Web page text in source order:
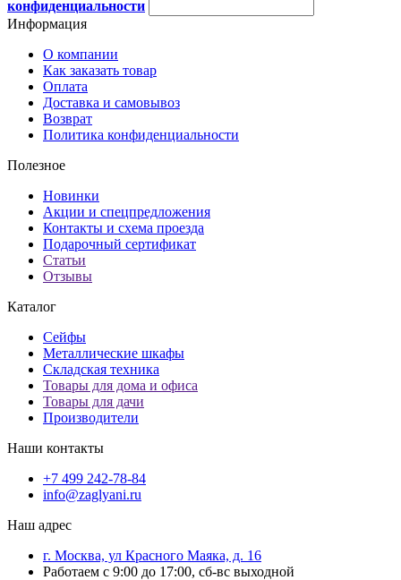
конфиденциальности
Информация
О компании
Как заказать товар
Оплата
Доставка и самовывоз
Возврат
Политика конфиденциальности
Полезное
Новинки
Акции и спецпредложения
Контакты и схема проезда
Подарочный сертификат
Статьи
Отзывы
Каталог
Сейфы
Металлические шкафы
Складская техника
Товары для дома и офиса
Товары для дачи
Производители
Наши контакты
+7 499 242-78-84
info@zaglyani.ru
Наш адрес
г. Москва, ул Красного Маяка, д. 16
Работаем с 9:00 до 17:00, сб-вс выходной